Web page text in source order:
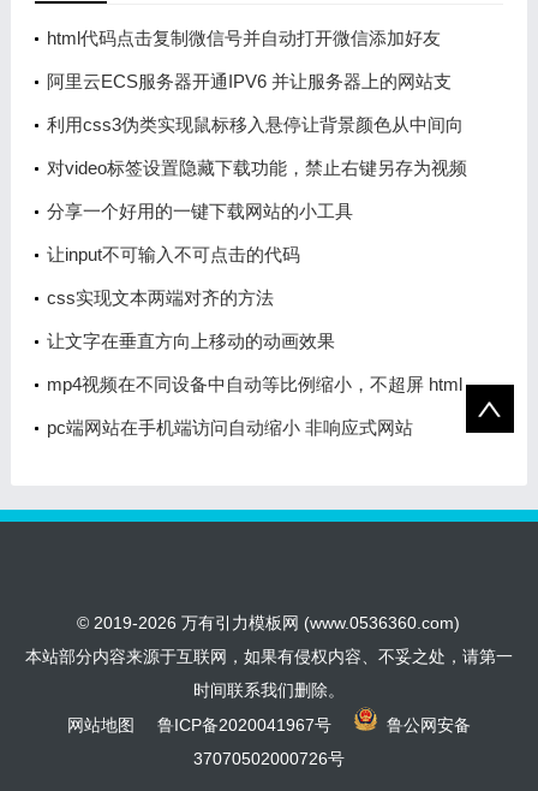
html代码点击复制微信号并自动打开微信添加好友
阿里云ECS服务器开通IPV6 并让服务器上的网站支
持IPV6网络访问
利用css3伪类实现鼠标移入悬停让背景颜色从中间向
两边逐渐延伸展开
对video标签设置隐藏下载功能，禁止右键另存为视频
的操作
分享一个好用的一键下载网站的小工具
让input不可输入不可点击的代码
css实现文本两端对齐的方法
让文字在垂直方向上移动的动画效果
mp4视频在不同设备中自动等比例缩小，不超屏 html
代码
pc端网站在手机端访问自动缩小 非响应式网站
© 2019-2026 万有引力模板网 (www.0536360.com)
本站部分内容来源于互联网，如果有侵权内容、不妥之处，请第一
时间联系我们删除。
网站地图
鲁ICP备2020041967号
鲁公网安备
37070502000726号